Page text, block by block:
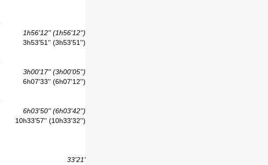
1h56'12'' (1h56'12'')
3h53'51'' (3h53'51'')
3h00'17'' (3h00'05'')
6h07'33'' (6h07'12'')
6h03'50'' (6h03'42'')
10h33'57'' (10h33'32'')
33'21'